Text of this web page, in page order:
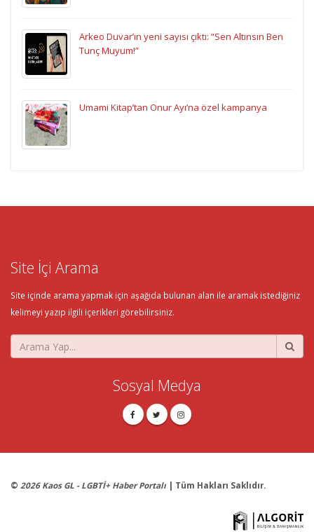
Arkeo Duvar’ın yeni sayısı çıktı: “Sen Altınsın Ben
Tunç Muyum!”
Umami Kitap’tan Onur Ayı’na özel kampanya
Site İçi Arama
Site içinde arama yapmak için aşağıda bulunan alan ile aramak istediğiniz
kelimeyi yazıp ilgili içerikleri görebilirsiniz.
Sosyal Medya
© 2026 Kaos GL - LGBTİ+ Haber Portalı | Tüm Hakları Saklıdır.